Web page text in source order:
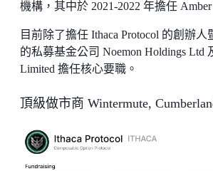
機構，其中於 2021-2022 年擔任
目前除了擔任 Ithaca Protocol 的創辦
的私募基金公司 Noemon Holdings Ltd
Limited 擔任核心要職。
頂級做市商 Wintermute,